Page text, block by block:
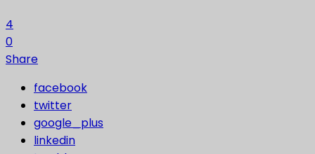
4
0
Share
facebook
twitter
google_plus
linkedin